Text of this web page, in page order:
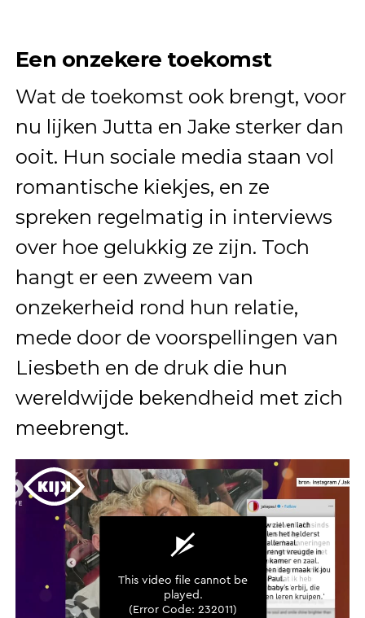
Een onzekere toekomst
Wat de toekomst ook brengt, voor
nu lijken Jutta en Jake sterker dan
ooit. Hun sociale media staan vol
romantische kiekjes, en ze
spreken regelmatig in interviews
over hoe gelukkig ze zijn. Toch
hangt er een zweem van
onzekerheid rond hun relatie,
mede door de voorspellingen van
Liesbeth en de druk die hun
wereldwijde bekendheid met zich
meebrengt.